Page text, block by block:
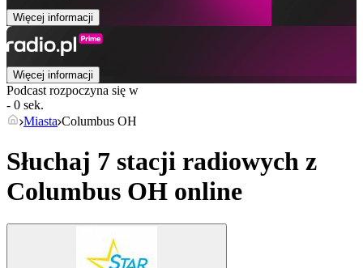
Więcej informacji
Więcej informacji
Podcast rozpoczyna się w
- 0 sek.
Miasta Columbus OH
Słuchaj 7 stacji radiowych z
Columbus OH online